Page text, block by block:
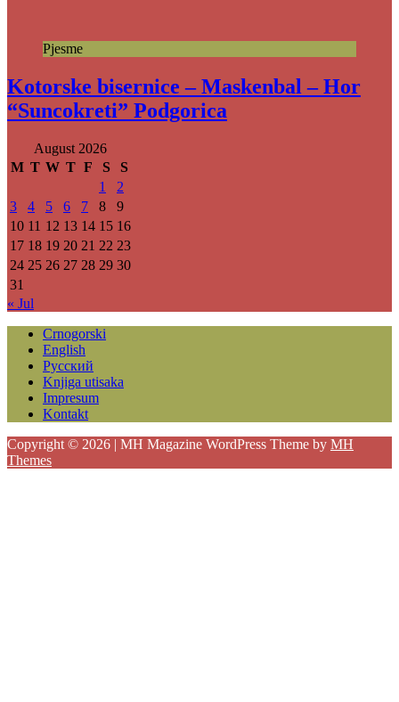
Pjesme
Kotorske bisernice – Maskenbal – Hor
“Suncokreti” Podgorica
August 2026
M T W T F S
S
1
2
3
4 5 6 7 8
9
10 11 12 13 14 15 16
17 18 19 20 21 22 23
24 25 26 27 28 29 30
31
« Jul
Crnogorski
English
Русский
Knjiga utisaka
Impresum
Kontakt
Copyright © 2026 | MH Magazine WordPress Theme by MH
Themes